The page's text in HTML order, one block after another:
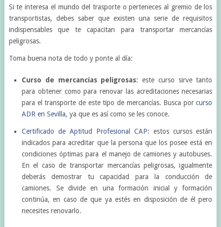
Si te interesa el mundo del trasporte o perteneces al gremio de los
transportistas, debes saber que existen una serie de requisitos
indispensables que te capacitan para transportar mercancías
peligrosas.
Toma buena nota de todo y ponte al día:
Curso de mercancías peligrosas: este curso sirve tanto
para obtener como para renovar las acreditaciones necesarias
para el transporte de este tipo de mercancías. Busca porcurso
ADR en Sevilla, ya que es así como se les conoce.
Certificado de Aptitud Profesional CAP: estos cursos están
indicados para acreditar que la persona que los posee está en
condiciones óptimas para el manejo de camiones y autobuses.
En el caso de transportar mercancías peligrosas, igualmente
deberás demostrar tu capacidad para la conducción de
camiones. Se divide en una formación inicial y formación
continúa, en caso de que ya estés en disposición de él pero
necesites renovarlo.